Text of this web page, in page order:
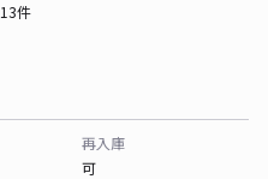
件
再入庫
可